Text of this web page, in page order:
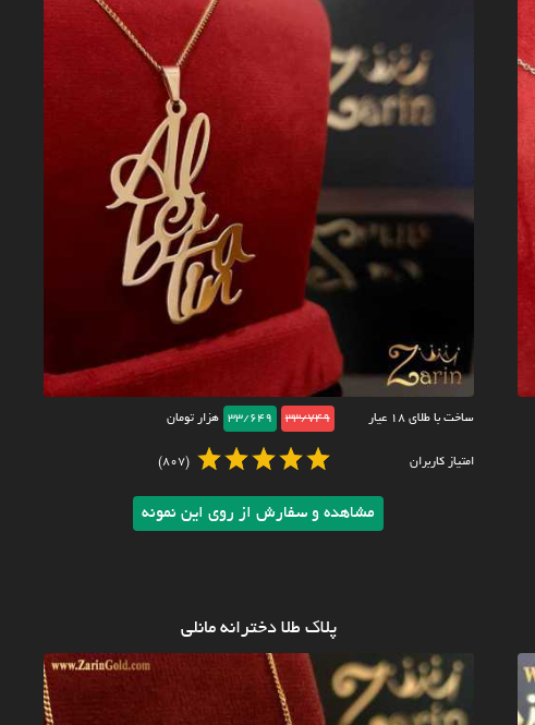
ساخت با طلای ۱۸ عیار 33/749
33/649 هزار تومان
امتیاز کاربران (807)
مشاهده و سفارش از روی این نمونه
پلاک طلا دخترانه مانلی